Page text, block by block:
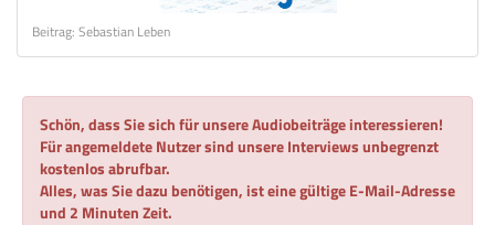
Beitrag: Sebastian Leben
Schön, dass Sie sich für unsere Audiobeiträge interessieren!
Für angemeldete Nutzer sind unsere Interviews unbegrenzt
kostenlos abrufbar.
Alles, was Sie dazu benötigen, ist eine gültige E-Mail-Adresse
und 2 Minuten Zeit.